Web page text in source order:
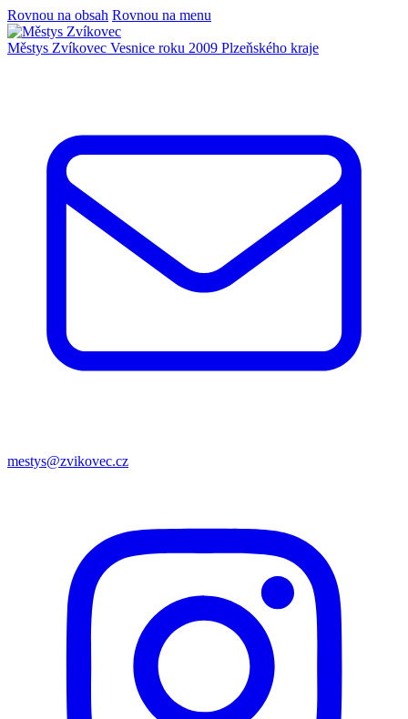
Rovnou na obsah Rovnou na menu
Městys Zvíkovec Vesnice roku 2009 Plzeňského kraje
mestys@zvikovec.cz